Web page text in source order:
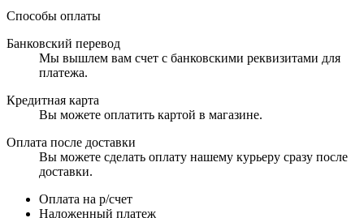
Способы оплаты
Банковский перевод
Мы вышлем вам счет с банковскими реквизитами для
платежа.
Кредитная карта
Вы можете оплатить картой в магазине.
Оплата после доставки
Вы можете сделать оплату нашему курьеру сразу после
доставки.
Оплата на р/счет
Наложенный платеж